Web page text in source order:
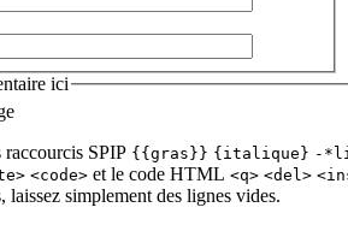
ici
raccourcis SPIP {{gras}} {italique} -
<code> et le code HTML <q> <del>
laissez simplement des lignes vides.